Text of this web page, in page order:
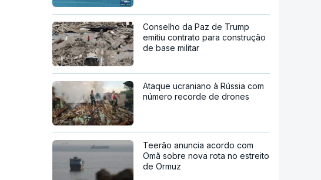
Conselho da Paz de Trump
emitiu contrato para construção
de base militar
Ataque ucraniano à Rússia com
número recorde de drones
Teerão anuncia acordo com
Omã sobre nova rota no estreito
de Ormuz